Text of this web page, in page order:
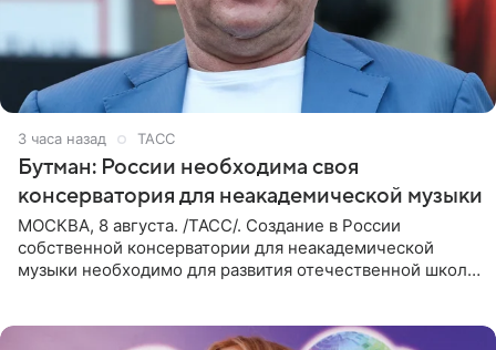
3 часа назад ТАСС
Бутман: России необходима своя
консерватория для неакадемической музыки
МОСКВА, 8 августа. /ТАСС/. Создание в России
собственной консерватории для неакадемической
музыки необходимо для развития отечественной школы